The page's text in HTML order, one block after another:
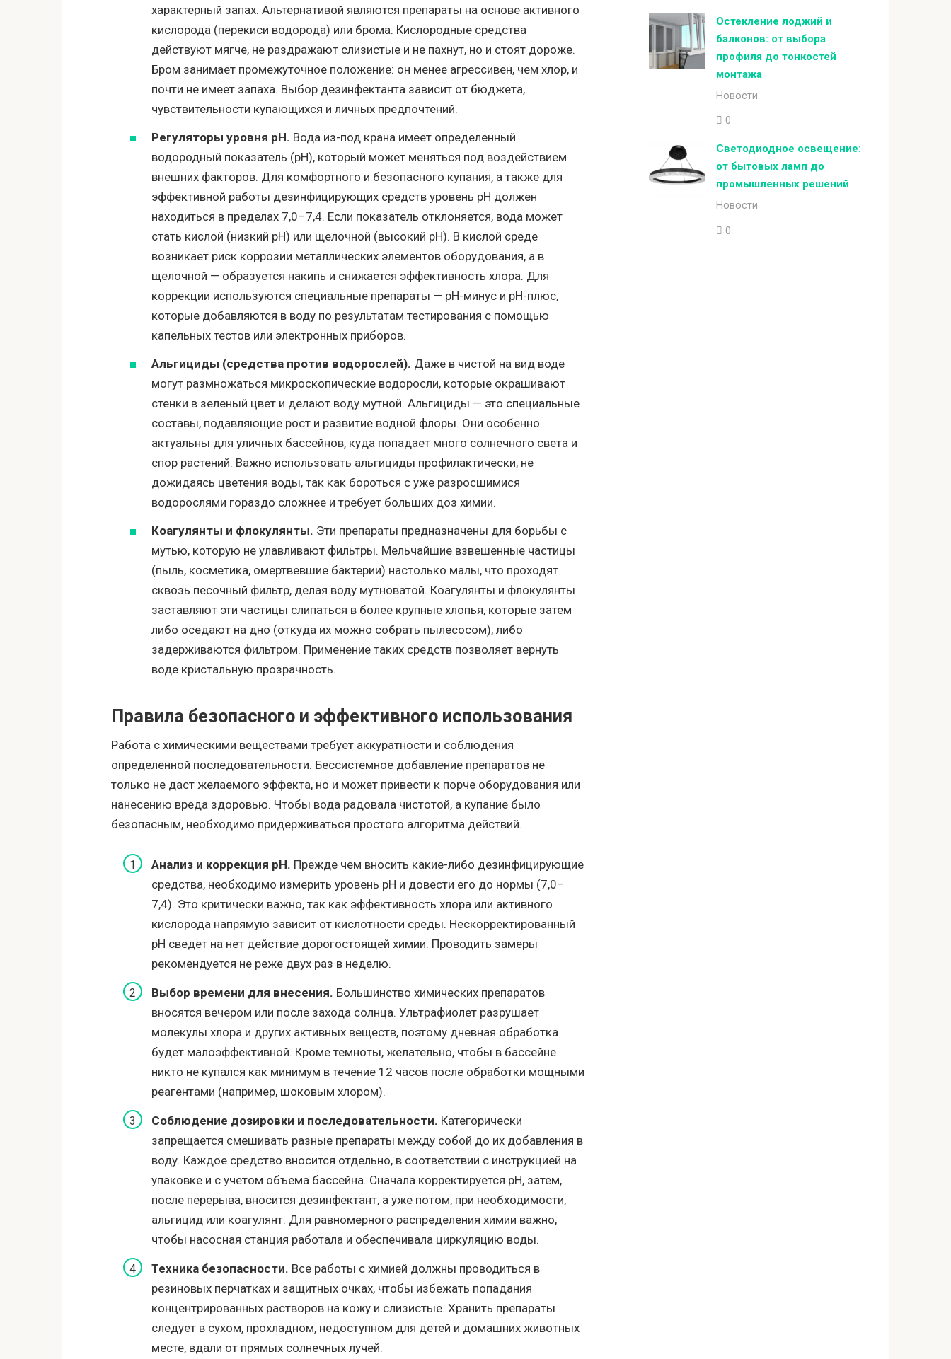
характерный запах. Альтернативой являются препараты на основе активного
кислорода (перекиси водорода) или брома. Кислородные средства
действуют мягче, не раздражают слизистые и не пахнут, но и стоят дороже.
Бром занимает промежуточное положение: он менее агрессивен, чем хлор, и
почти не имеет запаха. Выбор дезинфектанта зависит от бюджета,
чувствительности купающихся и личных предпочтений.
Регуляторы уровня pH. Вода из-под крана имеет определенный
водородный показатель (pH), который может меняться под воздействием
внешних факторов. Для комфортного и безопасного купания, а также для
эффективной работы дезинфицирующих средств уровень pH должен
находиться в пределах 7,0–7,4. Если показатель отклоняется, вода может
стать кислой (низкий pH) или щелочной (высокий pH). В кислой среде
возникает риск коррозии металлических элементов оборудования, а в
щелочной — образуется накипь и снижается эффективность хлора. Для
коррекции используются специальные препараты — pH-минус и pH-плюс,
которые добавляются в воду по результатам тестирования с помощью
капельных тестов или электронных приборов.
Альгициды (средства против водорослей). Даже в чистой на вид воде
могут размножаться микроскопические водоросли, которые окрашивают
стенки в зеленый цвет и делают воду мутной. Альгициды — это специальные
составы, подавляющие рост и развитие водной флоры. Они особенно
актуальны для уличных бассейнов, куда попадает много солнечного света и
спор растений. Важно использовать альгициды профилактически, не
дожидаясь цветения воды, так как бороться с уже разросшимися
водорослями гораздо сложнее и требует больших доз химии.
Коагулянты и флокулянты. Эти препараты предназначены для борьбы с
мутью, которую не улавливают фильтры. Мельчайшие взвешенные частицы
(пыль, косметика, омертвевшие бактерии) настолько малы, что проходят
сквозь песочный фильтр, делая воду мутноватой. Коагулянты и флокулянты
заставляют эти частицы слипаться в более крупные хлопья, которые затем
либо оседают на дно (откуда их можно собрать пылесосом), либо
задерживаются фильтром. Применение таких средств позволяет вернуть
воде кристальную прозрачность.
Правила безопасного и эффективного использования
Работа с химическими веществами требует аккуратности и соблюдения
определенной последовательности. Бессистемное добавление препаратов не
только не даст желаемого эффекта, но и может привести к порче оборудования или
нанесению вреда здоровью. Чтобы вода радовала чистотой, а купание было
безопасным, необходимо придерживаться простого алгоритма действий.
Анализ и коррекция pH. Прежде чем вносить какие-либо дезинфицирующие
средства, необходимо измерить уровень pH и довести его до нормы (7,0–
7,4). Это критически важно, так как эффективность хлора или активного
кислорода напрямую зависит от кислотности среды. Нескорректированный
pH сведет на нет действие дорогостоящей химии. Проводить замеры
рекомендуется не реже двух раз в неделю.
Выбор времени для внесения. Большинство химических препаратов
вносятся вечером или после захода солнца. Ультрафиолет разрушает
молекулы хлора и других активных веществ, поэтому дневная обработка
будет малоэффективной. Кроме темноты, желательно, чтобы в бассейне
никто не купался как минимум в течение 12 часов после обработки мощными
реагентами (например, шоковым хлором).
Соблюдение дозировки и последовательности. Категорически
запрещается смешивать разные препараты между собой до их добавления в
воду. Каждое средство вносится отдельно, в соответствии с инструкцией на
упаковке и с учетом объема бассейна. Сначала корректируется pH, затем,
после перерыва, вносится дезинфектант, а уже потом, при необходимости,
альгицид или коагулянт. Для равномерного распределения химии важно,
чтобы насосная станция работала и обеспечивала циркуляцию воды.
Техника безопасности. Все работы с химией должны проводиться в
резиновых перчатках и защитных очках, чтобы избежать попадания
концентрированных растворов на кожу и слизистые. Хранить препараты
следует в сухом, прохладном, недоступном для детей и домашних животных
месте, вдали от прямых солнечных лучей.
Остекление лоджий и
балконов: от выбора
профиля до тонкостей
монтажа
Новости
0
Светодиодное освещение:
от бытовых ламп до
промышленных решений
Новости
0